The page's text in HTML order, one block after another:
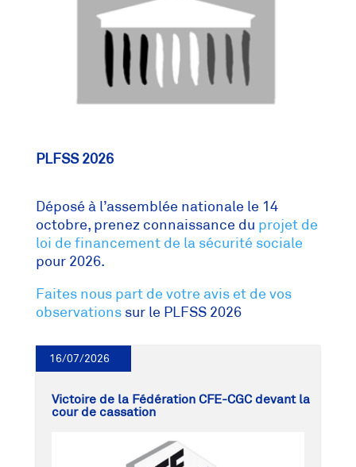
PLFSS 2026
Déposé à l’assemblée nationale le 14
octobre, prenez connaissance du projet de
loi de financement de la sécurité sociale
pour 2026.
Faites nous part de votre avis et de vos
observationssur le PLFSS 2026
Victoire de la Fédération CFE-CGC devant la
cour de cassation
16/07/2026